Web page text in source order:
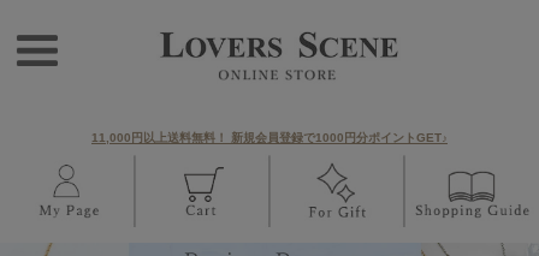
11,000円以上送料無料！ 新規会員登録で1000円分ポイントGET♪